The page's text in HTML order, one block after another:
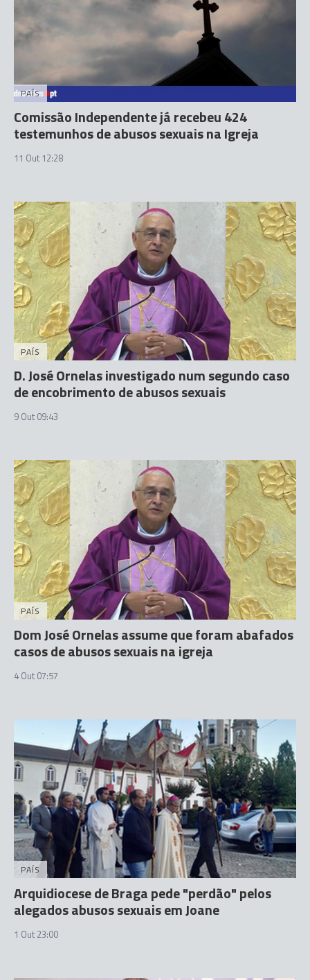
PAÍS
Comissão Independente já recebeu 424
testemunhos de abusos sexuais na Igreja
11 Out 12:28
PAÍS
D. José Ornelas investigado num segundo caso
de encobrimento de abusos sexuais
9 Out 09:43
PAÍS
Dom José Ornelas assume que foram abafados
casos de abusos sexuais na igreja
4 Out 07:57
PAÍS
Arquidiocese de Braga pede "perdão" pelos
alegados abusos sexuais em Joane
1 Out 23:00